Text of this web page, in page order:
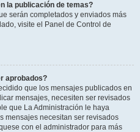
la publicación de temas?
serán completados y enviados más
visite el Panel de Control de
aprobados?
que los mensajes publicados en
mensajes, necesiten ser revisados
que La Administración le haya
mensajes necesitan ser revisados
con el administrador para más